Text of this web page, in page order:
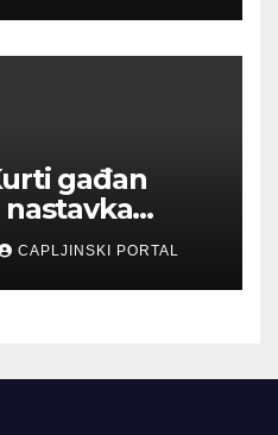
gađan
sjednice
CAPLJINSKI PORTAL